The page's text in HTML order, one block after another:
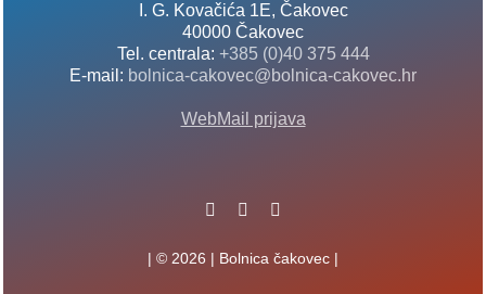
I. G. Kovačića 1E, Čakovec
40000 Čakovec
Tel. centrala: +385 (0)40 375 444
E-mail: bolnica-cakovec@bolnica-cakovec.hr
WebMail prijava
| © 2026 | Bolnica čakovec |